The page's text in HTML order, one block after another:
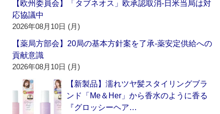
【欧州委員会】「タブネオス」欧承認取消‐日米当局は対
応協議中
2026年08月10日 (月)
【薬局方部会】20局の基本方針案を了承‐薬安定供給への
貢献意識
2026年08月10日 (月)
【新製品】濡れツヤ髪スタイリングブラ
ンド「Me＆Her」から香水のように香る
『グロッシーヘア…